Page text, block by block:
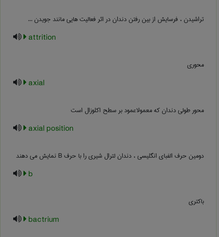
تراشیدن ، فرسایش از بین رفتن دندان در اثر فعالیت هایی مانند جویدن ...
attrition
محوری
axial
محور طولی دندان که معمولاعمود بر سطح اکلوزال است
axial position
دومین حرف الفبای انگلیسی ، دندان لترال شیری را با حرف B نمایش می دهند
b
باکتری
bactrium